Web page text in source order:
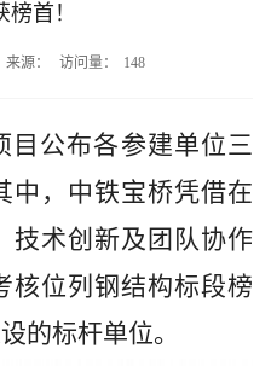
首！
来源： 访问量： 148
目公布各参建单位三
中，中铁宝桥凭借在
技术创新及团队协作
核位列钢结构标段榜
的标杆单位。